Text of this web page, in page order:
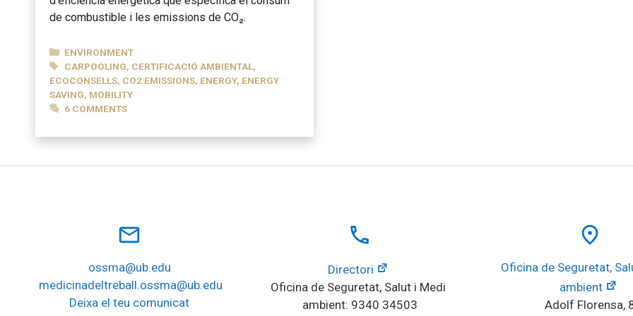
de combustible i les emissions de CO₂.
CATEGORIES
ENVIRONMENT
TAGS
CARPOOLING, CERTIFICACIÓ AMBIENTAL,
ECOCONSELLS, CO2 EMISSIONS, ENERGY, ENERGY
SAVING, MOBILITY
6 COMMENTS
mail_outline
ossma@ub.edu
medicinadeltreball.ossma@ub.edu
Deixa el teu comunicat
local_phone
Directori
Oficina de Seguretat, Salut i Medi
ambient: 9340 34503
place
Oficina de Seguretat,
ambient
Adolf Florensa,